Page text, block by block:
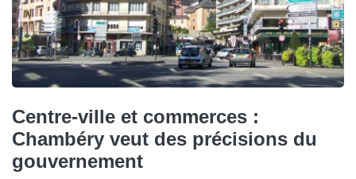
Centre-ville et commerces :
Chambéry veut des précisions du
gouvernement